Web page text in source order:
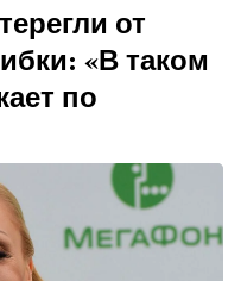
от
«В таком
по